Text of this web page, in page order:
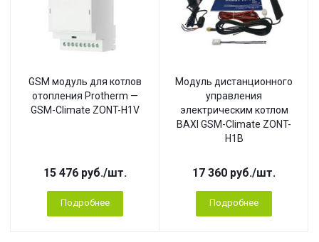
GSM модуль для котлов
отопления Protherm —
GSM-Climate ZONT-H1V
15 476 руб./шт.
Подробнее
Модуль дистанционного
управления
электрическим котлом
BAXI GSM-Climate ZONT-
H1B
17 360 руб./шт.
Подробнее